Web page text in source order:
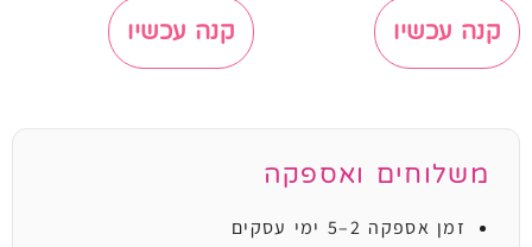
קנה עכשיו קנה עכשיו
משלוחים ואספקה
זמן אספקה 2–5 ימי עסקים